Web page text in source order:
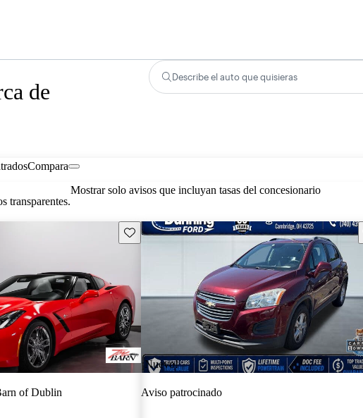
de
Describe el auto que quisieras
Compara
transparentes.
Mostrar solo avisos que incluyan tasas del concesionario
Guarda este Aviso
of Dublin
¡Nuevo!
Aviso patrocinado